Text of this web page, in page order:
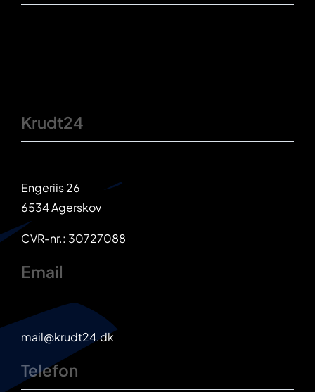
Krudt24
Engeriis 26
6534 Agerskov
CVR-nr.: 30727088
Email
mail@krudt24.dk
Telefon